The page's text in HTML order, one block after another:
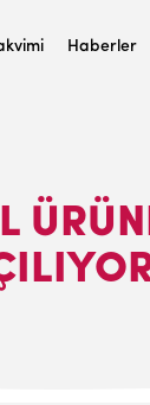
Haberler